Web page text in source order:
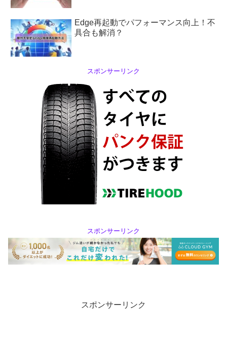
Edge再起動でパフォーマンス向上！不
具合も解消？
スポンサーリンク
スポンサーリンク
スポンサーリンク